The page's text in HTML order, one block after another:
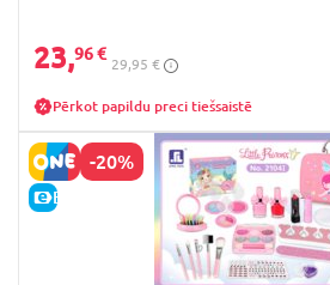
23,96 €
29,95 €
Pērkot papildu preci tiešsaistē
-20%
E-CENA